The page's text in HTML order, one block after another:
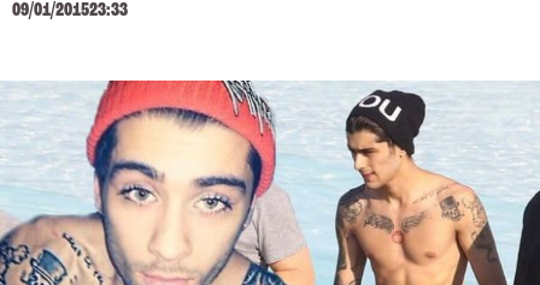
09/01/201523:33